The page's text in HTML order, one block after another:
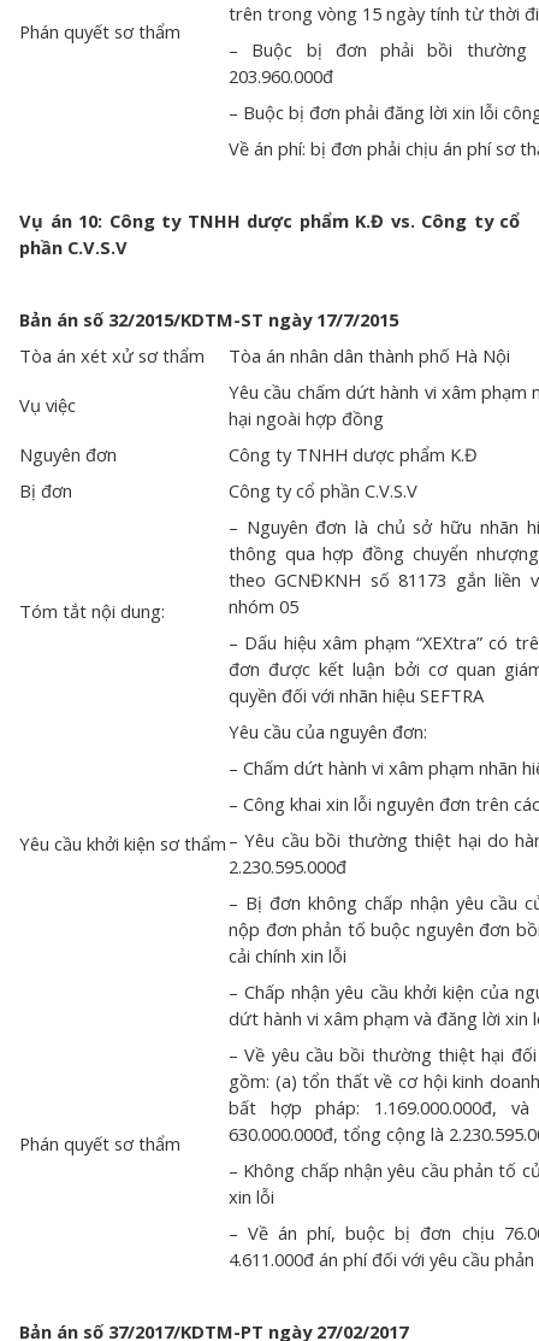
Phán quyết sơ thẩm
trên trong vòng 15 ngày tính từ thời
– Buộc bị đơn phải bồi thường
203.960.000đ
– Buộc bị đơn phải đăng lời xin lỗi
Về án phí: bị đơn phải chịu án phí sơ
Vụ án 10: Công ty TNHH dược phẩm K.Đ vs. Công ty cổ
phần C.V.S.V
Bản án số 32/2015/KDTM-ST ngày 17/7/2015
Tòa án xét xử sơ thẩm
Tòa án nhân dân thành phố Hà Nội
Vụ việc
Yêu cầu chấm dứt hành vi xâm
hại ngoài hợp đồng
Nguyên đơn
Công ty TNHH dược phẩm K.Đ
Bị đơn
Công ty cổ phần C.V.S.V
Tóm tắt nội dung:
– Nguyên đơn là chủ sở hữu nhãn
thông qua hợp đồng chuyển
theo GCNĐKNH số 81173 gắn liền
nhóm 05
– Dấu hiệu xâm phạm “XEXtra” có
đơn được kết luận bởi cơ quan
quyền đối với nhãn hiệu SEFTRA
Yêu cầu khởi kiện sơ thẩm
Yêu cầu của nguyên đơn:
– Chấm dứt hành vi xâm phạm nhãn
– Công khai xin lỗi nguyên đơn trên
– Yêu cầu bồi thường thiệt hại do
2.230.595.000đ
– Bị đơn không chấp nhận yêu cầu
nộp đơn phản tố buộc nguyên đơn
cải chính xin lỗi
Phán quyết sơ thẩm
– Chấp nhận yêu cầu khởi kiện của
dứt hành vi xâm phạm và đăng lời xin
– Về yêu cầu bồi thường thiệt hại
gồm: (a) tổn thất về cơ hội kinh
bất hợp pháp: 1.169.000.000đ,
630.000.000đ, tổng cộng là
– Không chấp nhận yêu cầu phản tố
xin lỗi
– Về án phí, buộc bị đơn chịu
4.611.000đ án phí đối với yêu cầu
Bản án số 37/2017/KDTM-PT ngày 27/02/2017